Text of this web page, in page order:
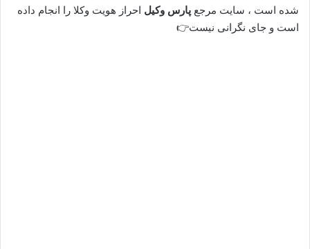
شده است ، سایت مرجع پارس وکیل احراز هویت وکلا را انجام داده
است و جای نگرانی نیست👉